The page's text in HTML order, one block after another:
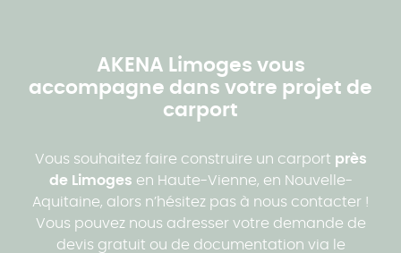
AKENA Limoges vous
accompagne dans votre projet de
carport
Vous souhaitez faire construire un carport près
de Limoges en Haute-Vienne, en Nouvelle-
Aquitaine, alors n’hésitez pas à nous contacter !
Vous pouvez nous adresser votre demande de
devis gratuit ou de documentation via le